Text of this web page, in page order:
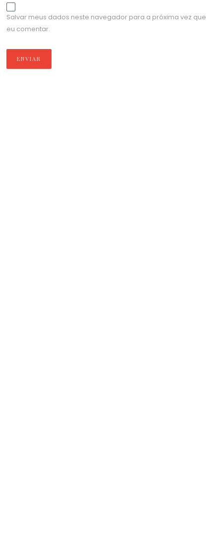
Salvar meus dados neste navegador para a próxima vez que
eu comentar.